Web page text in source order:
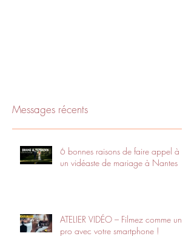
Messages récents
6 bonnes raisons de faire appel à
un vidéaste de mariage à Nantes
ATELIER VIDÉO – Filmez comme un
pro avec votre smartphone !